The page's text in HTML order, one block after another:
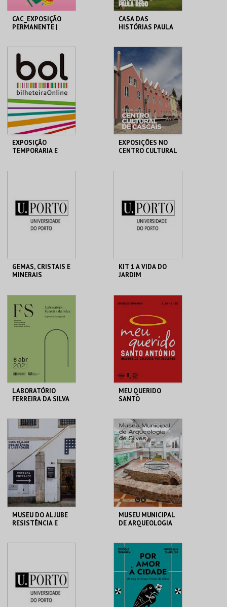
CAC_EXPOSIÇÃO
PERMANENTE |
CAC
MAIS INFO
COMPRAR
CASA DAS
HISTÓRIAS PAULA
CASA HIST. PAULA
REGO
MAIS INFO
COMPRAR
EXPOSIÇÃO
TEMPORARIA E
MAIS INFO
COMPRAR
EXPOSIÇÕES NO
CENTRO CULTURAL
MAIS INFO
COMPRAR
GEMAS, CRISTAIS E
MINERAIS
CENTRAL
MAIS INFO
KIT 1 A VIDA DO
JARDIM
BIODIVERSIDADE
MAIS INFO
COMPRAR
LABORATÓRIO
FERREIRA DA SILVA
MHNC-UP - POLO
MAIS INFO
COMPRAR
MEU QUERIDO
SANTO
PARTICULARES-EXP
TEMPORÁRIA
ML - SANTO
ANTÓNIO
MAIS INFO
COMPRAR
MUSEU DO ALJUBE
RESISTÊNCIA E
MAIS INFO
COMPRAR
MUSEU MUNICIPAL
DE ARQUEOLOGIA
MUSEU MUNIC. ARQ.
SILVES
MAIS INFO
COMPRAR